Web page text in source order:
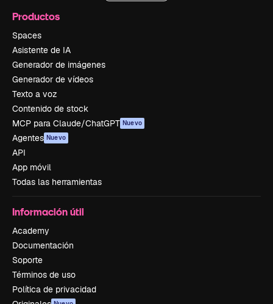
Productos
Spaces
Asistente de IA
Generador de imágenes
Generador de vídeos
Texto a voz
Contenido de stock
MCP para Claude/ChatGPT Nuevo
Agentes Nuevo
API
App móvil
Todas las herramientas
Información útil
Academy
Documentación
Soporte
Términos de uso
Política de privacidad